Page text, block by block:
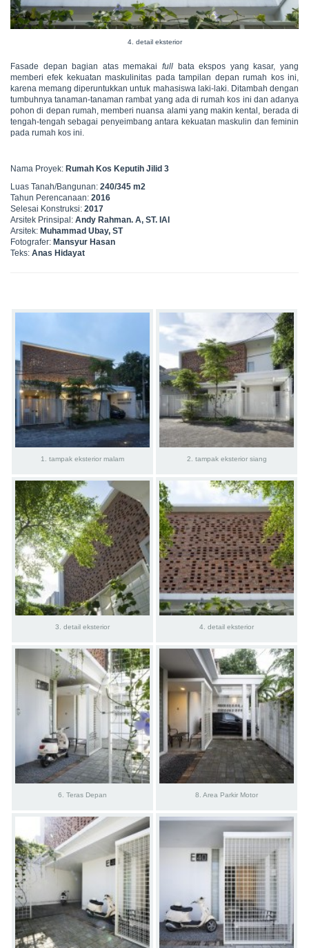
4. detail eksterior
Fasade depan bagian atas memakai full bata ekspos yang kasar, yang
memberi efek kekuatan maskulinitas pada tampilan depan rumah kos ini,
karena memang diperuntukkan untuk mahasiswa laki-laki. Ditambah dengan
tumbuhnya tanaman-tanaman rambat yang ada di rumah kos ini dan adanya
pohon di depan rumah, memberi nuansa alami yang makin kental, berada di
tengah-tengah sebagai penyeimbang antara kekuatan maskulin dan feminin
pada rumah kos ini.
Nama Proyek: Rumah Kos Keputih Jilid 3
Luas Tanah/Bangunan: 240/345 m2
Tahun Perencanaan: 2016
Selesai Konstruksi: 2017
Arsitek Prinsipal: Andy Rahman. A, ST. IAI
Arsitek: Muhammad Ubay, ST
Fotografer: Mansyur Hasan
Teks: Anas Hidayat
1. tampak eksterior malam 2. tampak eksterior siang
3. detail eksterior 4. detail eksterior
6. Teras Depan 8. Area Parkir Motor